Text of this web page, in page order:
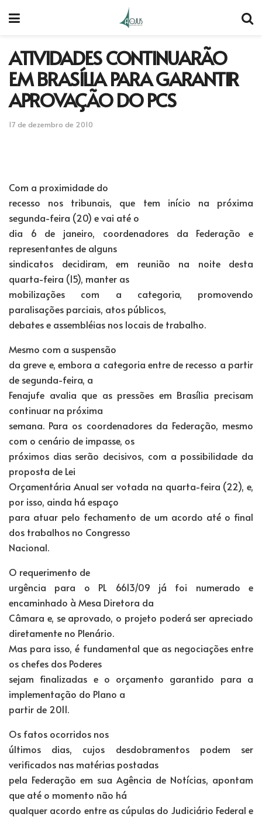
ATIVIDADES CONTINUARÃO
EM BRASÍLIA PARA GARANTIR
APROVAÇÃO DO PCS
17 de dezembro de 2010
Com a proximidade do
recesso nos tribunais, que tem início na próxima
segunda-feira (20) e vai até o
dia 6 de janeiro, coordenadores da Federação e
representantes de alguns
sindicatos decidiram, em reunião na noite desta
quarta-feira (15), manter as
mobilizações com a categoria, promovendo
paralisações parciais, atos públicos,
debates e assembléias nos locais de trabalho.
Mesmo com a suspensão
da greve e, embora a categoria entre de recesso a partir
de segunda-feira, a
Fenajufe avalia que as pressões em Brasília precisam
continuar na próxima
semana. Para os coordenadores da Federação, mesmo
com o cenário de impasse, os
próximos dias serão decisivos, com a possibilidade da
proposta de Lei
Orçamentária Anual ser votada na quarta-feira (22), e,
por isso, ainda há espaço
para atuar pelo fechamento de um acordo até o final
dos trabalhos no Congresso
Nacional.
O requerimento de
urgência para o PL 6613/09 já foi numerado e
encaminhado à Mesa Diretora da
Câmara e, se aprovado, o projeto poderá ser apreciado
diretamente no Plenário.
Mas para isso, é fundamental que as negociações entre
os chefes dos Poderes
sejam finalizadas e o orçamento garantido para a
implementação do Plano a
partir de 2011.
Os fatos ocorridos nos
últimos dias, cujos desdobramentos podem ser
verificados nas matérias postadas
pela Federação em sua Agência de Notícias, apontam
que até o momento não há
qualquer acordo entre as cúpulas do Judiciário Federal e